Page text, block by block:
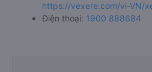
https://vexere.com/vi-VN/
Điện thoại: 1900 888684